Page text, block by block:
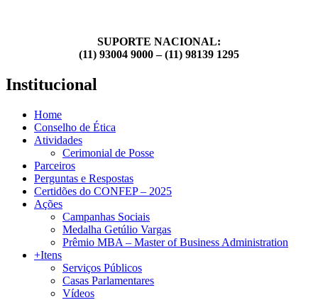
SUPORTE NACIONAL:
(11) 93004 9000 – (11) 98139 1295
Institucional
Home
Conselho de Ética
Atividades
Cerimonial de Posse
Parceiros
Perguntas e Respostas
Certidões do CONFEP – 2025
Ações
Campanhas Sociais
Medalha Getúlio Vargas
Prêmio MBA – Master of Business Administration
+Itens
Serviços Públicos
Casas Parlamentares
Vídeos